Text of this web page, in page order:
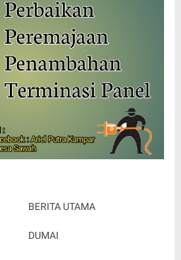
BERITA UTAMA
DUMAI